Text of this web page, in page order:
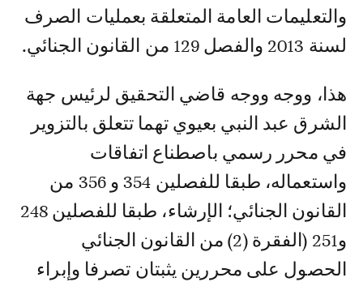
والتعليمات العامة المتعلقة بعمليات الصرف
لسنة 2013 والفصل 129 من القانون الجنائي.
هذا، ووجه ووجه قاضي التحقيق لرئيس جهة
الشرق عبد النبي بعيوي تهما تتعلق بالتزوير
في محرر رسمي باصطناع اتفاقات
واستعماله، طبقا للفصلين 354 و 356 من
القانون الجنائي؛ الإرشاء، طبقا للفصلين 248
و251 (الفقرة (2) من القانون الجنائي
الحصول على محررين يثبتان تصرفا وإبراء